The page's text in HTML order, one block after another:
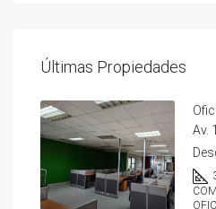
Últimas Propiedades
Av.